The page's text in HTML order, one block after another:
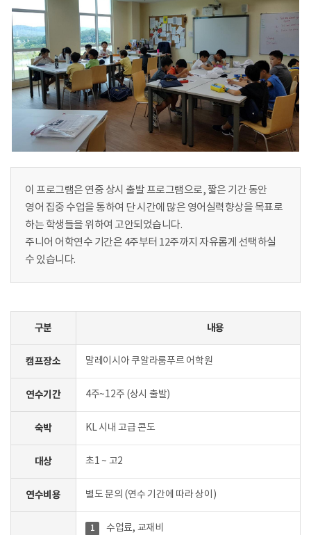
이 프로그램은 연중 상시 출발 프로그램으로, 짧은 기간 동안
영어 집중 수업을 통하여 단 시간에 많은 영어실력향상을 목표로
하는 학생들을 위하여 고안되었습니다.
주니어 어학연수 기간은 4주부터 12주까지 자유롭게 선택하실
수 있습니다.
구분 내용
캠프장소 말레이시아 쿠알라룸푸르 어학원
연수기간 4주~12주 (상시 출발)
숙박 KL 시내 고급 콘도
대상 초1 ~ 고2
연수비용 별도 문의 (연수 기간에 따라 상이)
1 수업료, 교재비